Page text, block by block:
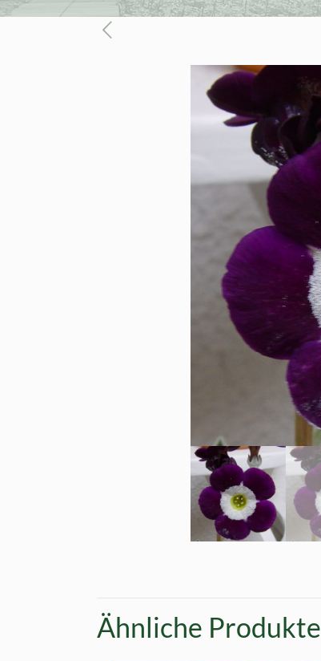
Ähnliche Produkte